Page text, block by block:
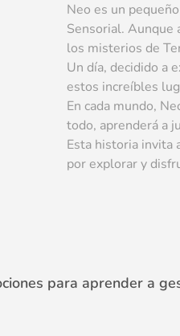
Neo es un
Sensorial. Aunque
los misterios de
Un día, decidido a
estos increíbles
En cada mundo,
todo, aprenderá a
Esta historia invita
por explorar y